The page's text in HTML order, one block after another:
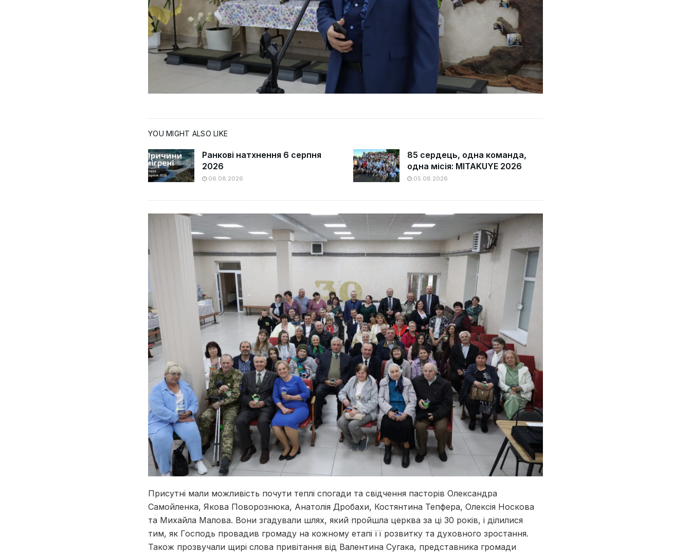
YOU MIGHT ALSO LIKE
Ранкові натхнення 6 серпня
2026
06.08.2026
85 сердець, одна команда,
одна місія: MITAKUYE 2026
05.08.2026
Присутні мали можливість почути теплі спогади та свідчення пасторів Олександра
Самойленка, Якова Поворознюка, Анатолія Дробахи, Костянтина Тепфера, Олексія Носкова
та Михайла Малова. Вони згадували шлях, який пройшла церква за ці 30 років, і ділилися
тим, як Господь провадив громаду на кожному етапі її розвитку та духовного зростання.
Також прозвучали щирі слова привітання від Валентина Сугака, представника громади